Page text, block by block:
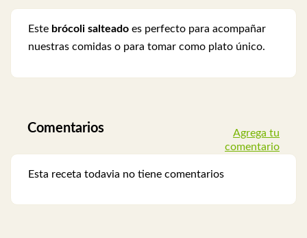
Este brócoli salteado es perfecto para acompañar
nuestras comidas o para tomar como plato único.
Comentarios
Agrega tu
comentario
Esta receta todavia no tiene comentarios